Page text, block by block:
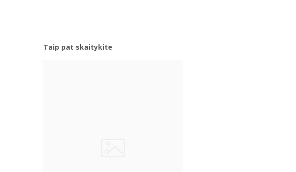
Taip pat skaitykite